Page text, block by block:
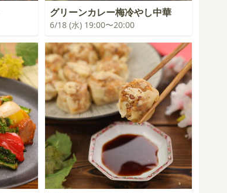
グリーンカレー梅冷やし中華
6/18 (水) 19:00〜20:00